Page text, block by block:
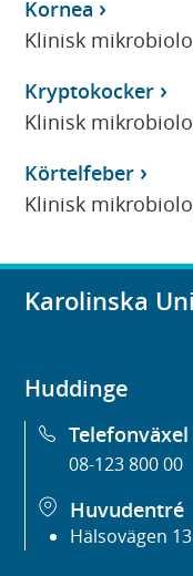
Kornea
Klinisk
Kryptokocker
Klinisk
Körtelfeber
Klinisk
Karolinska
Huddinge
Telefonväxel
08-123 800 00
Huvudentré
Hälsovägen 13